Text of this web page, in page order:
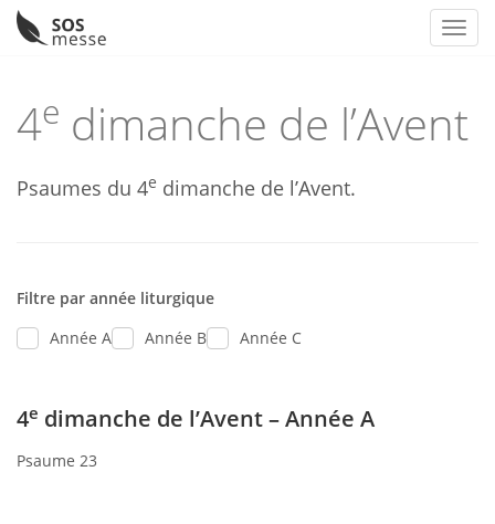
content
4e dimanche de l’Avent
Psaumes du 4e dimanche de l’Avent.
Filtre par année liturgique
Année A
Année B Année C
4e dimanche de l’Avent – Année A
Psaume 23